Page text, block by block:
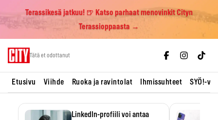
Terassikesä jatkuu! 🍺 Katso parhaat menovinkit Cityn
Terassioppaasta →
Tätä et odottanut
Etusivu Viihde Ruoka ja ravintolat Ihmissuhteet SYÖ!-
LinkedIn-profiili voi antaa